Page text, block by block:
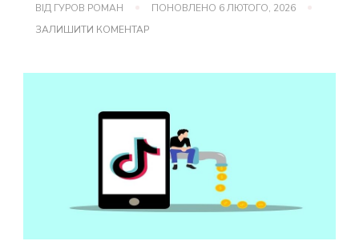
ВІД ГУРОВ РОМАН ПОНОВЛЕНО 6 ЛЮТОГО, 2026
ЗАЛИШИТИ КОМЕНТАРДО
TIKTOK
В
УКРАЇНІ
У